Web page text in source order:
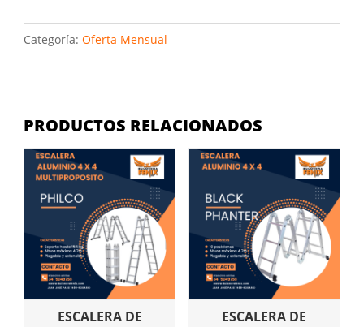
Categoría:Oferta Mensual
PRODUCTOS RELACIONADOS
ESCALERA DE
ESCALERA DE